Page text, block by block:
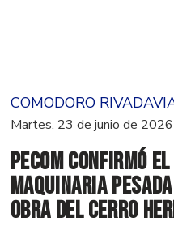
COMODORO
Martes, 23 de junio de
PECOM confirmó
maquinaria
obra del Cerro